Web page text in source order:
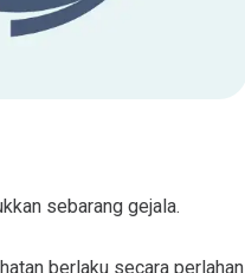
sebarang gejala.
berlaku secara perlahan